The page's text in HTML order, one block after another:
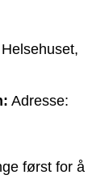
Adresse:
først for å